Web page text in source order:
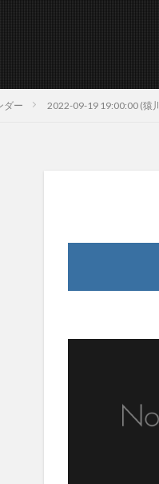
ダー 2022-09-19 19:00:00 (猿